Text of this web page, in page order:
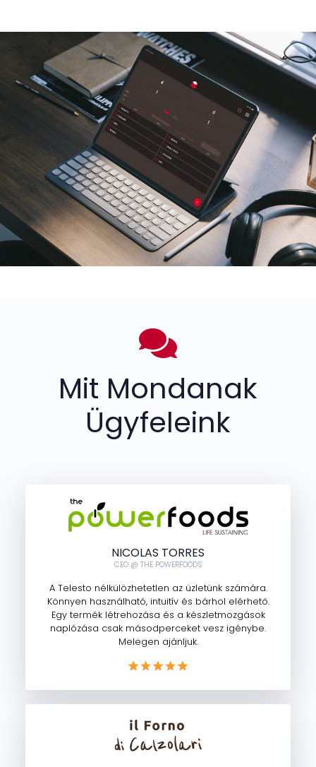
Mit Mondanak
Ügyfeleink
NICOLAS TORRES
CEO @ THE POWERFOODS
A Telesto nélkülözhetetlen az üzletünk számára.
Könnyen használható, intuitív és bárhol elérhető.
Egy termék létrehozása és a készletmozgások
naplózása csak másodperceket vesz igénybe.
Melegen ajánljuk.